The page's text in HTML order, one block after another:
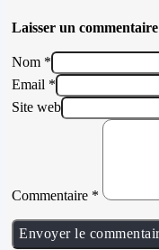
Laisser un commentaire
Nom *
Email *
Site web
Commentaire *